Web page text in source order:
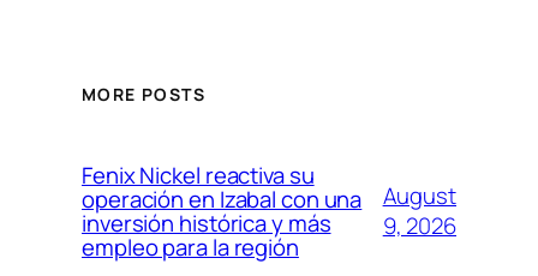
MORE POSTS
Fenix Nickel reactiva su
operación en Izabal con una
inversión histórica y más
empleo para la región
August
9, 2026